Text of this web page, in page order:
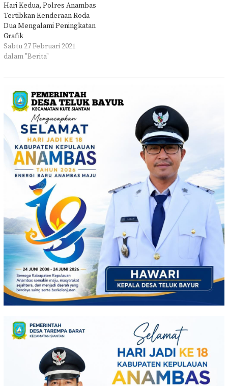
Hari Kedua, Polres Anambas
Tertibkan Kenderaan Roda
Dua Mengalami Peningkatan
Grafik
Sabtu 27 Februari 2021
dalam "Berita"